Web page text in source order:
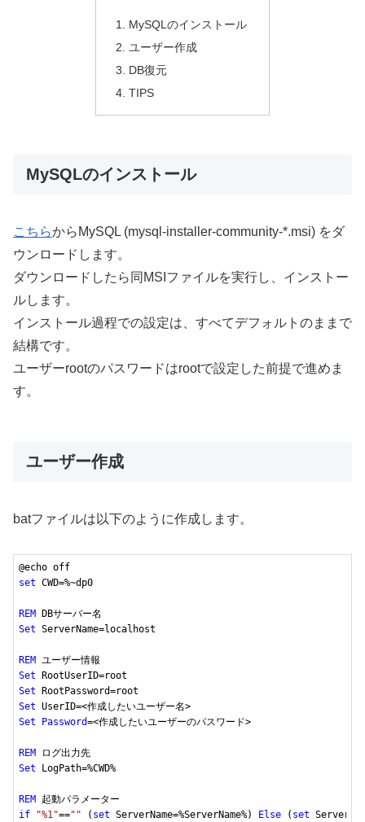
MySQLのインストール
ユーザー作成
DB復元
TIPS
MySQLのインストール
こちらからMySQL (mysql-installer-community-*.msi) をダ
ウンロードします。
ダウンロードしたら同MSIファイルを実行し、インストー
ルします。
インストール過程での設定は、すべてデフォルトのままで
結構です。
ユーザーrootのパスワードはrootで設定した前提で進めま
す。
ユーザー作成
batファイルは以下のように作成します。
set CWD=%~dp0
REM
Set ServerName=localhost
REM
Set
Set
Set
Set
Password=<作成したいユーザーのパスワード>
REM
Set LogPath=%CWD%
REM
if
"%1"=="" ( set ServerName=%ServerName%) Else ( set